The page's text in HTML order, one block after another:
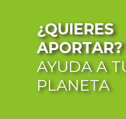
¿QUIERES
APORTAR?
AYUDA A
PLANETA